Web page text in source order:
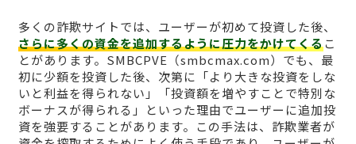
多くの詐欺サイトでは、ユーザーが初めて投資した後、
さらに多くの資金を追加するように圧力をかけてくるこ
とがあります。SMBCPVE（smbcmax.com）でも、最
初に少額を投資した後、次第に「より大きな投資をしな
いと利益を得られない」「投資額を増やすことで特別な
ボーナスが得られる」といった理由でユーザーに追加投
資を強要することがあります。この手法は、詐欺業者が